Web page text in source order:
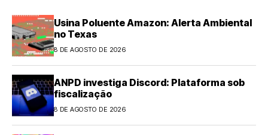
Usina Poluente Amazon: Alerta Ambiental
no Texas
8 DE AGOSTO DE 2026
ANPD investiga Discord: Plataforma sob
fiscalização
8 DE AGOSTO DE 2026